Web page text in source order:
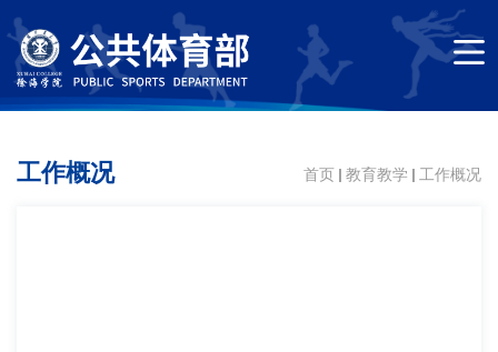
工作概况 首页 教育教学 工作概况